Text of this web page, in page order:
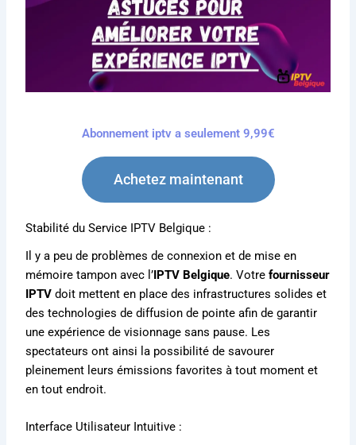
Abonnement iptv a seulement 9,99€
Achetez maintenant
Stabilité du Service IPTV Belgique :
Il y a peu de problèmes de connexion et de mise en
mémoire tampon avec l’IPTV Belgique. Votrefournisseur
IPTV doit mettent en place des infrastructures solides et
des technologies de diffusion de pointe afin de garantir
une expérience de visionnage sans pause. Les
spectateurs ont ainsi la possibilité de savourer
pleinement leurs émissions favorites à tout moment et
en tout endroit.
Interface Utilisateur Intuitive :